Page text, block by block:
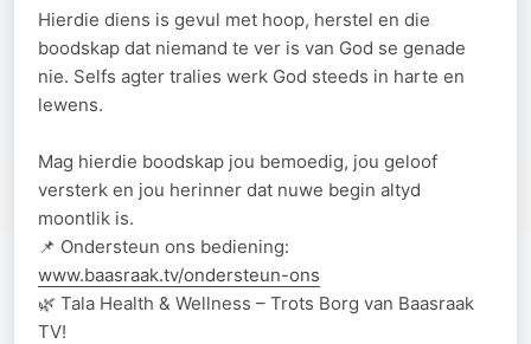
Hierdie diens is gevul met hoop, herstel en die
boodskap dat niemand te ver is van God se genade
nie. Selfs agter tralies werk God steeds in harte en
lewens.
Mag hierdie boodskap jou bemoedig, jou geloof
versterk en jou herinner dat nuwe begin altyd
moontlik is.
📌 Ondersteun ons bediening:
www.baasraak.tv/ondersteun-ons
🌿 Tala Health & Wellness – Trots Borg van Baasraak
TV!